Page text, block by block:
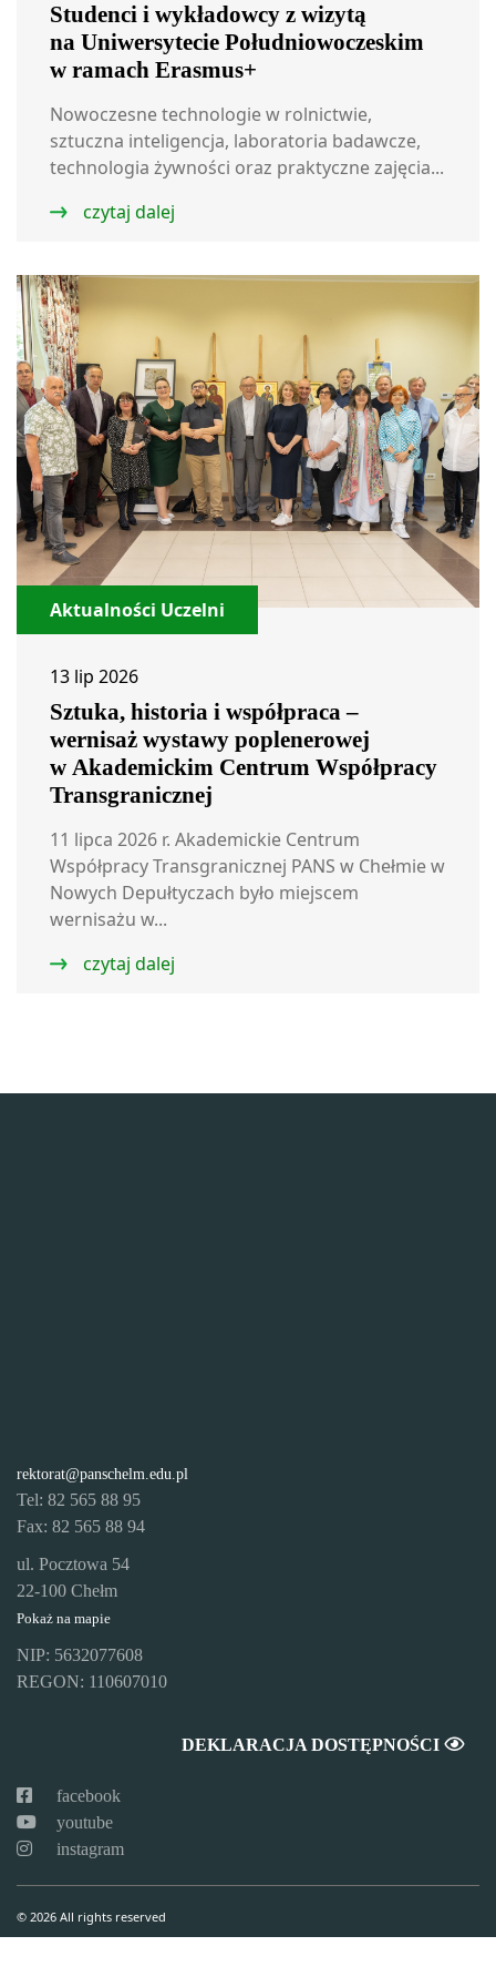
Studenci i wykładowcy z wizytą
na Uniwersytecie Południowoczeskim
w ramach Erasmus+
Nowoczesne technologie w rolnictwie,
sztuczna inteligencja, laboratoria badawcze,
technologia żywności oraz praktyczne zajęcia...
czytaj dalej
Aktualności Uczelni
13 lip 2026
Sztuka, historia i współpraca –
wernisaż wystawy poplenerowej
w Akademickim Centrum Współpracy
Transgranicznej
11 lipca 2026 r. Akademickie Centrum
Współpracy Transgranicznej PANS w Chełmie w
Nowych Depułtyczach było miejscem
wernisażu w...
czytaj dalej
rektorat@panschelm.edu.pl
Tel: 82 565 88 95
Fax: 82 565 88 94
ul. Pocztowa 54
22-100 Chełm
Pokaż na mapie
NIP: 5632077608
REGON: 110607010
DEKLARACJA DOSTĘPNOŚCI
facebook
youtube
instagram
© 2026 All rights reserved